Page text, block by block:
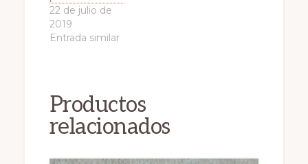
22 de julio de
2019
Entrada similar
Productos
relacionados